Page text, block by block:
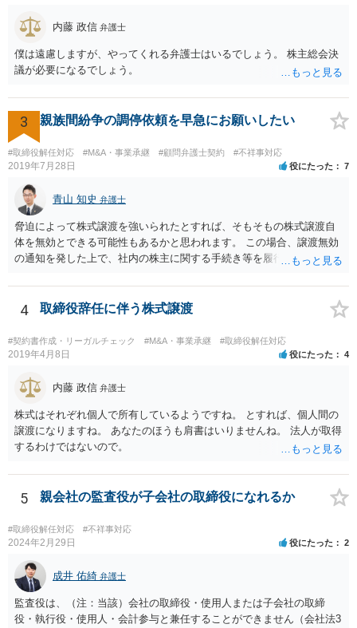
内藤 政信 弁護士
僕は遠慮しますが、やってくれる弁護士はいるでしょう。 株主総会決
議が必要になるでしょう。
3 親族間紛争の調停依頼を早急にお願いしたい
#取締役解任対応 #M&A・事業承継 #顧問弁護士契約 #不祥事対応
2019年7月28日 役にたった 7
青山 知史 弁護士
脅迫によって株式譲渡を強いられたとすれば、そもそもの株式譲渡自
体を無効とできる可能性もあるかと思われます。 この場合、譲渡無効
の通知を発した上で、社内の株主に関する手続き等を履行していく必
株主権確認訴訟等に発展する可能性はあるかと思われます。 いずれに
しても、譲渡時の状況やその裏付けとなる証拠の有無、また、当該会
で、早い段階で、 関連資料をお持ちの上、弁護士にご相談をされたほ
うが良いかと思慮いたします。
4 取締役辞任に伴う株式譲渡
#契約書作成・リーガルチェック #M&A・事業承継 #取締役解任対応
2019年4月8日 役にたった 4
内藤 政信 弁護士
株式はそれぞれ個人で所有しているようですね。 とすれば、個人間の
譲渡になりますね。 あなたのほうも肩書はいりませんね。 法人が取得
するわけではないので。
5 親会社の監査役が子会社の取締役になれるか
#取締役解任対応 #不祥事対応
2024年2月29日 役にたった 2
成井 佑綺 弁護士
監査役は、（注：当該）会社の取締役・使用人または子会社の取締
役・執行役・使用人・会計参与と兼任することができません（会社法3